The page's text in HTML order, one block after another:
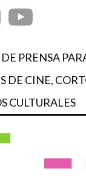
YouTube
PRENSA
DE CINE,
CULTURALES